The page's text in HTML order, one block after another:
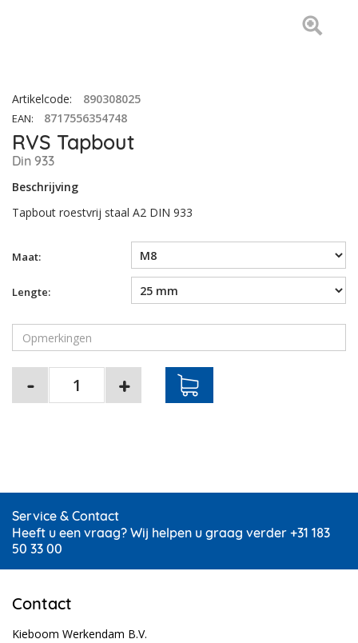
Artikelcode: 890308025
EAN: 8717556354748
RVS Tapbout
Din 933
Beschrijving
Tapbout roestvrij staal A2 DIN 933
Maat:
Lengte:
Service & Contact
Heeft u een vraag? Wij helpen u graag verder +31 183
50 33 00
Contact
Kieboom Werkendam B.V.